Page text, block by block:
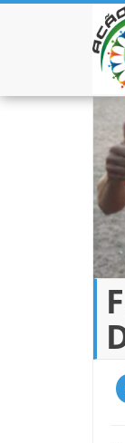
Pular para o